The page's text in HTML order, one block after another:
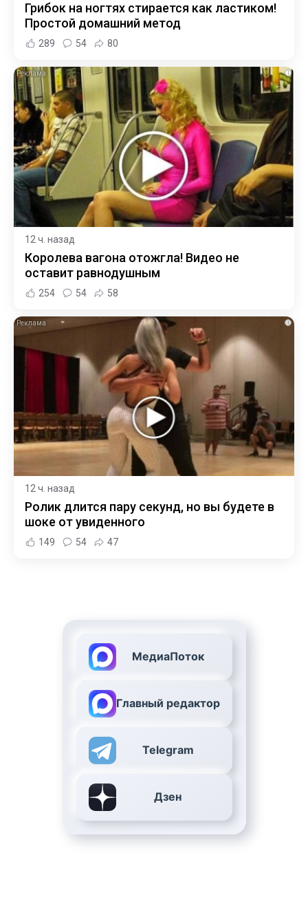
Грибок на ногтях стирается как ластиком!
Простой домашний метод
289 54 80
i
12 ч. назад
Королева вагона отожгла! Видео не
оставит равнодушным
254 54 58
i
12 ч. назад
Ролик длится пару секунд, но вы будете в
шоке от увиденного
149 54 47
МедиаПоток
Главный редактор
Telegram
Дзен